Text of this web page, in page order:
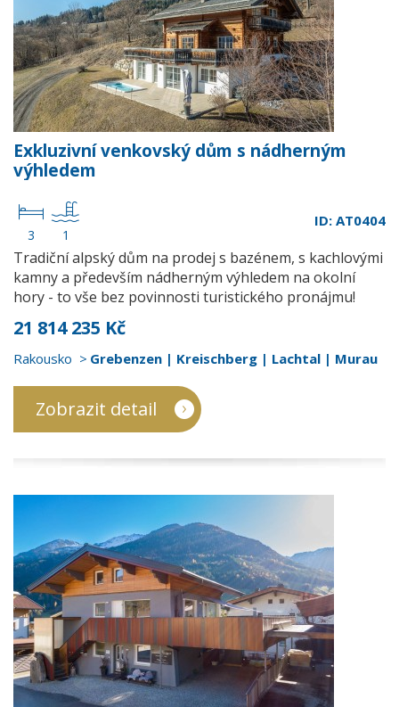
Exkluzivní venkovský dům s nádherným
výhledem
3 1
ID: AT0404
Tradiční alpský dům na prodej s bazénem, s kachlovými
kamny a především nádherným výhledem na okolní
hory - to vše bez povinnosti turistického pronájmu!
21 814 235 Kč
Rakousko Grebenzen | Kreischberg | Lachtal | Murau
Zobrazit detail